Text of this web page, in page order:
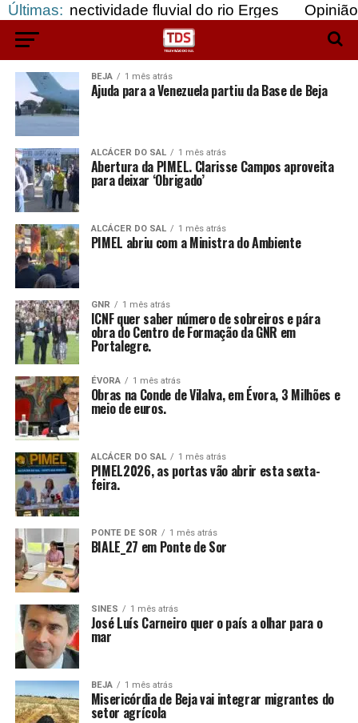
Últimas: fluvial do rio Erges Opinião:
BEJA 1 mês atrás
Ajuda para a Venezuela partiu da Base de Beja
ALCÁCER DO SAL 1 mês atrás
Abertura da PIMEL. Clarisse Campos aproveita
para deixar ‘Obrigado’
ALCÁCER DO SAL 1 mês atrás
PIMEL abriu com a Ministra do Ambiente
GNR 1 mês atrás
ICNF quer saber número de sobreiros e pára
obra do Centro de Formação da GNR em
Portalegre.
ÉVORA 1 mês atrás
Obras na Conde de Vilalva, em Évora, 3 Milhões e
meio de euros.
ALCÁCER DO SAL 1 mês atrás
PIMEL2026, as portas vão abrir esta sexta-
feira.
PONTE DE SOR 1 mês atrás
BIALE_27 em Ponte de Sor
SINES 1 mês atrás
José Luís Carneiro quer o país a olhar para o
mar
BEJA 1 mês atrás
Misericórdia de Beja vai integrar migrantes do
setor agrícola